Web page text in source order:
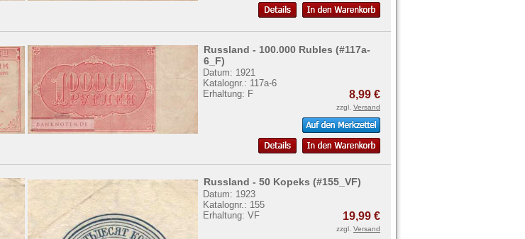
Russland - 100.000 Rubles (#117a-
6_F)
Datum: 1921
Katalognr.: 117a-6
Erhaltung: F
8,99 €
zzgl. Versand
Russland - 50 Kopeks (#155_VF)
Datum: 1923
Katalognr.: 155
Erhaltung: VF
19,99 €
zzgl. Versand